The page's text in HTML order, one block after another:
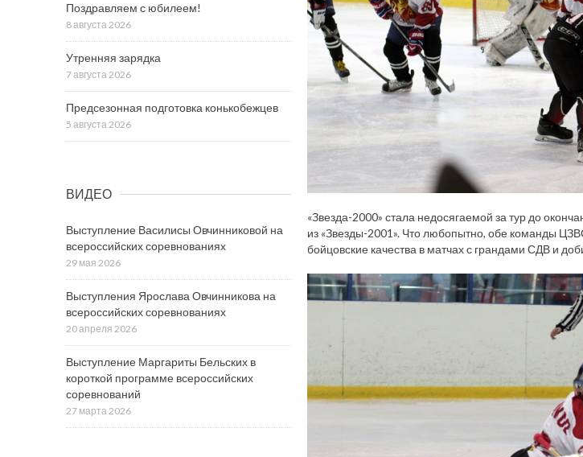
«Звезда-2000» стала недосягаемой за тур до
из «Звезды-2001». Что любопытно, обе команды
бойцовские качества в матчах с грандами СДВ и
Поздравляем с юбилеем!
8 августа 2026
Утренняя зарядка
7 августа 2026
Предсезонная подготовка конькобежцев
5 августа 2026
ВИДЕО
Выступление Василисы Овчинниковой на
всероссийских соревнованиях
29 мая 2026
Выступления Ярослава Овчинникова на
всероссийских соревнованиях
20 апреля 2026
Выступление Маргариты Бельских в
короткой программе всероссийских
соревнований
27 марта 2026